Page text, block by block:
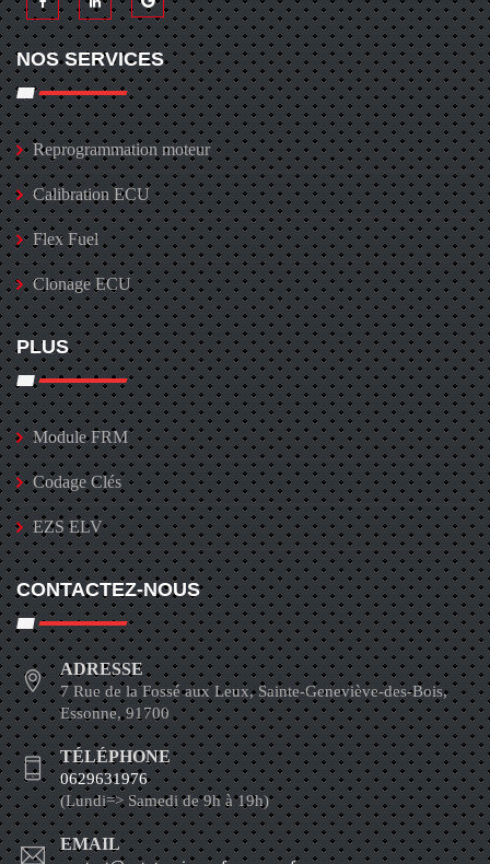
NOS SERVICES
Reprogrammation moteur
Calibration ECU
Flex Fuel
Clonage ECU
PLUS
Module FRM
Codage Clés
EZS ELV
CONTACTEZ-NOUS
ADRESSE
7 Rue de la Fossé aux Leux, Sainte-Geneviève-des-Bois,
Essonne, 91700
TÉLÉPHONE
0629631976
(Lundi=> Samedi de 9h à 19h)
EMAIL